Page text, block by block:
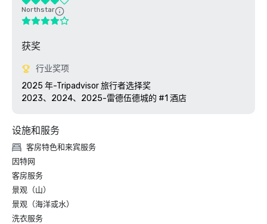
Northstar
获奖
行业奖项
2025 年-Tripadvisor 旅行者选择奖
2023、2024、2025-雷德伍德城的 #1 酒店
设施和服务
客房特色和来宾服务
因特网
客房服务
景观（山）
景观（海洋或水）
洗衣服务